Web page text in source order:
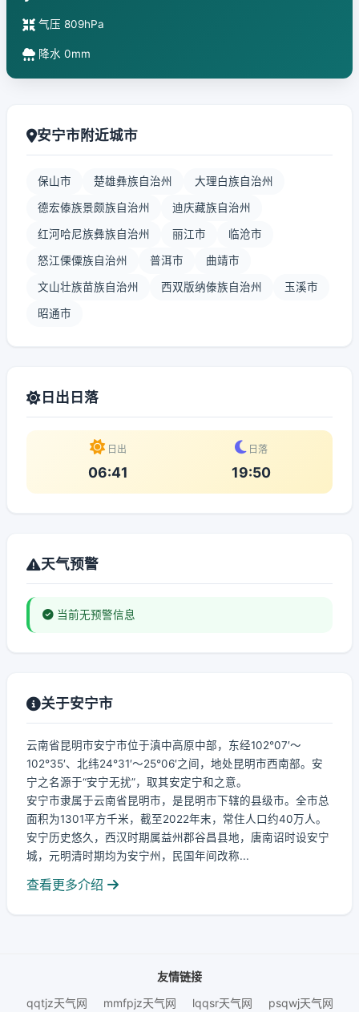
气压 809hPa
降水 0mm
安宁市附近城市
保山市 楚雄彝族自治州 大理白族自治州
德宏傣族景颇族自治州 迪庆藏族自治州
红河哈尼族彝族自治州 丽江市 临沧市
怒江傈僳族自治州 普洱市 曲靖市
文山壮族苗族自治州 西双版纳傣族自治州 玉溪市
昭通市
日出日落
日出
06:41
日落
19:50
天气预警
当前无预警信息
关于安宁市
云南省昆明市安宁市位于滇中高原中部，东经102°07′～
102°35′、北纬24°31′～25°06′之间，地处昆明市西南部。安
宁之名源于“安宁无扰”，取其安定宁和之意。
安宁市隶属于云南省昆明市，是昆明市下辖的县级市。全市总
面积为1301平方千米，截至2022年末，常住人口约40万人。
安宁历史悠久，西汉时期属益州郡谷昌县地，唐南诏时设安宁
城，元明清时期均为安宁州，民国年间改称...
查看更多介绍
友情链接
qqtjz天气网
mmfpjz天气网 lqqsr天气网 psqwj天气网